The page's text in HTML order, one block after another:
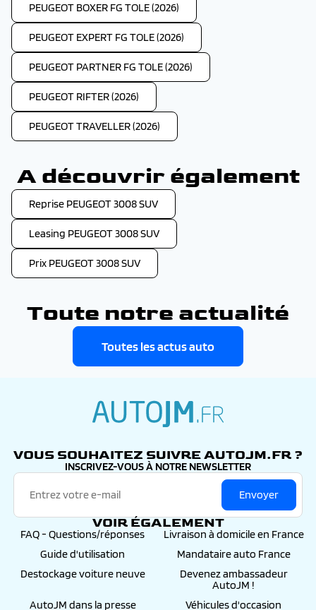
PEUGEOT BOXER FG TOLE (2026)
PEUGEOT EXPERT FG TOLE (2026)
PEUGEOT PARTNER FG TOLE (2026)
PEUGEOT RIFTER (2026)
PEUGEOT TRAVELLER (2026)
A découvrir également
Reprise PEUGEOT 3008 SUV
Leasing PEUGEOT 3008 SUV
Prix PEUGEOT 3008 SUV
Toute notre actualité
Toutes les actus auto
VOUS SOUHAITEZ SUIVRE AUTOJM.FR ?
INSCRIVEZ-VOUS À NOTRE NEWSLETTER
Envoyer
VOIR ÉGALEMENT
FAQ - Questions/réponses
Livraison à domicile en France
Guide d'utilisation
Mandataire auto France
Destockage voiture neuve
Devenez ambassadeur
AutoJM !
AutoJM dans la presse
Véhicules d'occasion